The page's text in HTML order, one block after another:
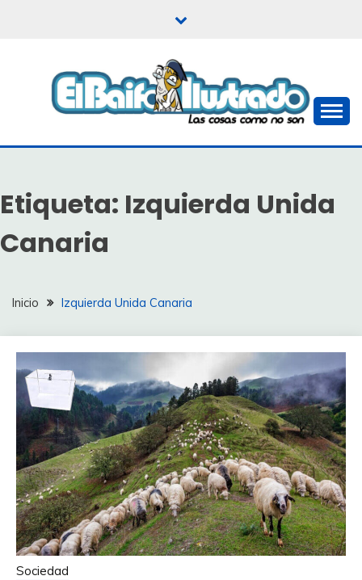
EL BAIFO ILUSTRADO
Etiqueta: Izquierda Unida
Canaria
Inicio Izquierda Unida Canaria
Sociedad